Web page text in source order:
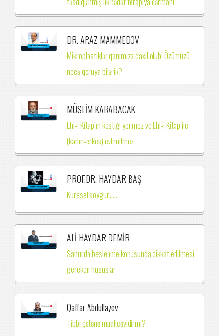
DR. ARAZ MAMMEDOV
Mikroplastiklər qanımıza daxil olub! Özümüzü
necə qoruya bilərik?
MÜSLİM KARABACAK
Ehl-i Kitap’ın kestiği yenmez ve Ehl-i Kitap ile
(kadın-erkek) evlenilmez.….
PROF.DR. HAYDAR BAŞ
Küresel soygun.....
ALİ HAYDAR DEMİR
Sahurda beslenme konusunda dikkat edilmesi
gereken hususlar
Qaffar Abdullayev
Tibbi çətənə müalicəvidirmi?